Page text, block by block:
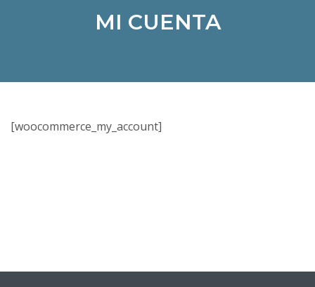
MI CUENTA
[woocommerce_my_account]